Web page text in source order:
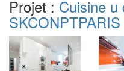
Projet : Cuisine u
SKCONPTPARIS